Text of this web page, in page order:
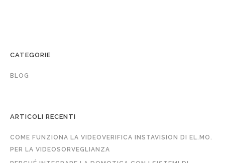
CATEGORIE
BLOG
ARTICOLI RECENTI
COME FUNZIONA LA VIDEOVERIFICA INSTAVISION DI EL.MO.
PER LA VIDEOSORVEGLIANZA